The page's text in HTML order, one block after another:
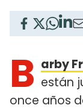
B arby
están
once años